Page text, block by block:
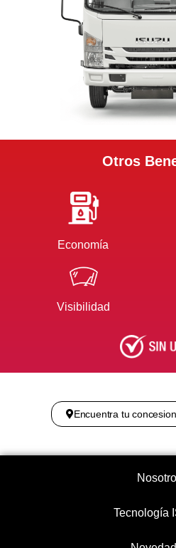
Otros
Economía
Visibilidad
Encuentra tu
Tecnología